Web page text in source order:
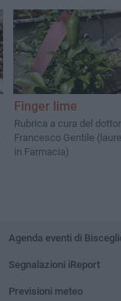
Finger lime
Rubrica a cura del dottor
Francesco Gentile
in Farmacia)
Agenda eventi di
Segnalazioni iReport
Previsioni meteo